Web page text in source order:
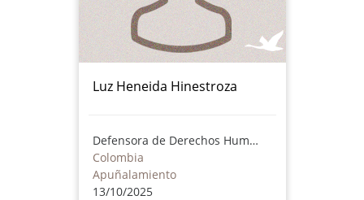
Luz Heneida Hinestroza
Defensora de Derechos Humanos
Colombia
Apuñalamiento
13/10/2025